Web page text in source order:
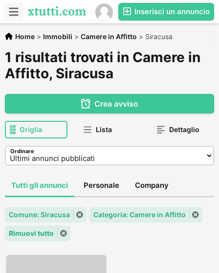
Inserisci un annuncio
Home > Immobili > Camere in Affitto > Siracusa
1 risultati trovati in Camere in
Affitto, Siracusa
Crea avviso
Griglia Lista Dettaglio
Ordinare
Tutti gli annunci Personale Company
Comune: Siracusa Categoria: Camere in Affitto
Rimuovi tutto